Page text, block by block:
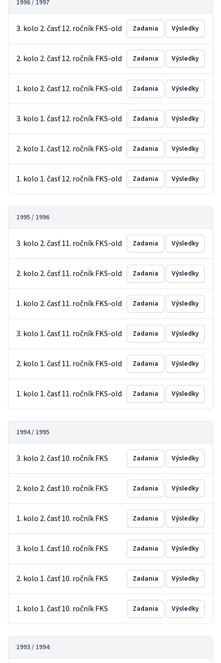
1996 / 1997
3. kolo 2. časť 12. ročník FKS-old Zadania Výsledky
2. kolo 2. časť 12. ročník FKS-old Zadania Výsledky
1. kolo 2. časť 12. ročník FKS-old Zadania Výsledky
3. kolo 1. časť 12. ročník FKS-old Zadania Výsledky
2. kolo 1. časť 12. ročník FKS-old Zadania Výsledky
1. kolo 1. časť 12. ročník FKS-old Zadania Výsledky
1995 / 1996
3. kolo 2. časť 11. ročník FKS-old Zadania Výsledky
2. kolo 2. časť 11. ročník FKS-old Zadania Výsledky
1. kolo 2. časť 11. ročník FKS-old Zadania Výsledky
3. kolo 1. časť 11. ročník FKS-old Zadania Výsledky
2. kolo 1. časť 11. ročník FKS-old Zadania Výsledky
1. kolo 1. časť 11. ročník FKS-old Zadania Výsledky
1994 / 1995
3. kolo 2. časť 10. ročník FKS Zadania Výsledky
2. kolo 2. časť 10. ročník FKS Zadania Výsledky
1. kolo 2. časť 10. ročník FKS Zadania Výsledky
3. kolo 1. časť 10. ročník FKS Zadania Výsledky
2. kolo 1. časť 10. ročník FKS Zadania Výsledky
1. kolo 1. časť 10. ročník FKS Zadania Výsledky
1993 / 1994